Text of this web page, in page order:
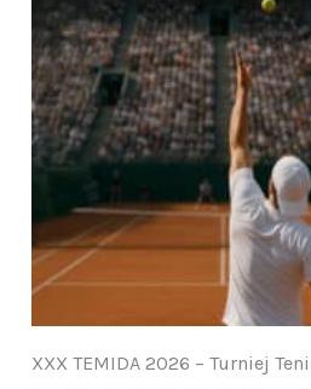
XXX TEMIDA 2026 – Turniej